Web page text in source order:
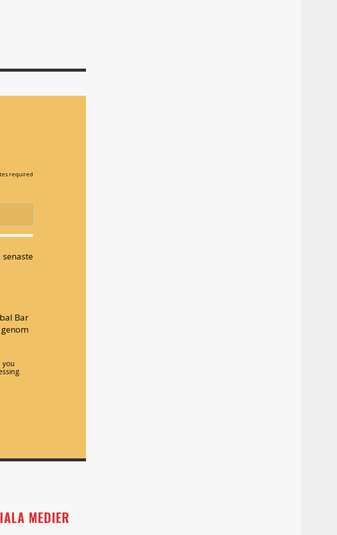
required
Bar
you
MEDIER